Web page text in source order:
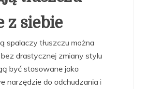
z siebie
spalaczy tłuszczu można
drastycznej zmiany stylu
być stosowane jako
narzędzie do odchudzania i